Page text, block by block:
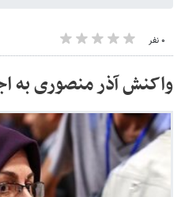
۰ نفر
واکنش آذر منصوری به